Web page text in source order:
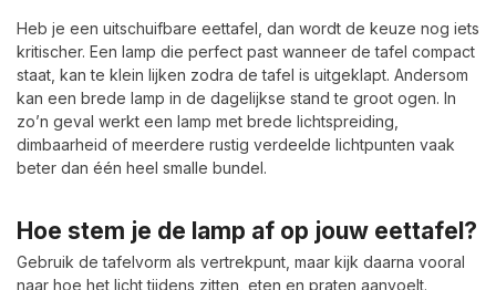
Heb je een uitschuifbare eettafel, dan wordt de keuze nog iets
kritischer. Een lamp die perfect past wanneer de tafel compact
staat, kan te klein lijken zodra de tafel is uitgeklapt. Andersom
kan een brede lamp in de dagelijkse stand te groot ogen. In
zo’n geval werkt een lamp met brede lichtspreiding,
dimbaarheid of meerdere rustig verdeelde lichtpunten vaak
beter dan één heel smalle bundel.
Hoe stem je de lamp af op jouw eettafel?
Gebruik de tafelvorm als vertrekpunt, maar kijk daarna vooral
naar hoe het licht tijdens zitten, eten en praten aanvoelt.